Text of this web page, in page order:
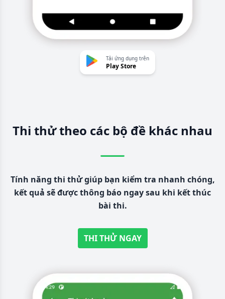
Tải ứng dụng trên
Play Store
Thi thử theo các bộ đề khác nhau
Tính năng thi thử giúp bạn kiểm tra nhanh chóng,
kết quả sẽ được thông báo ngay sau khi kết thúc
bài thi.
THI THỬ NGAY